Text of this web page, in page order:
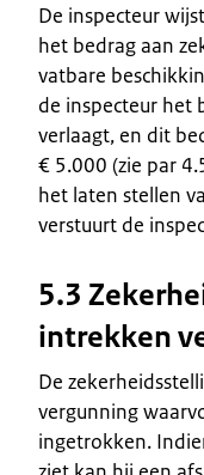
De inspecteur
het bedrag aan
vatbare
de inspecteur het
verlaagt, en dit
€ 5.000 (zie par
het laten stellen
verstuurt de
5.3
intrekken
De
vergunning
ingetrokken.